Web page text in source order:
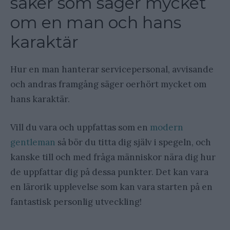
om en man och hans
karaktär
Hur en man hanterar servicepersonal, avvisande
och andras framgång säger oerhört mycket om
hans karaktär.
Vill du vara och uppfattas som en modern
gentleman så bör du titta dig själv i spegeln, och
kanske till och med fråga människor nära dig hur
de uppfattar dig på dessa punkter. Det kan vara
en lärorik upplevelse som kan vara starten på en
fantastisk personlig utveckling!